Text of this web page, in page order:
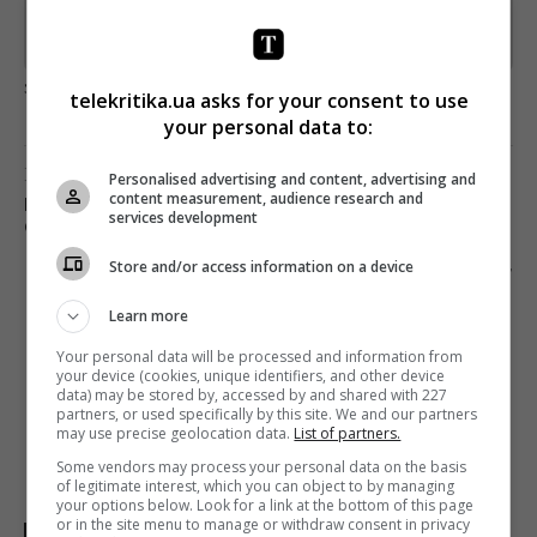
Предоставлено SendPulse
загрузка...
Предыдущий пост
НИКОЛАС КЕЙДЖ СНОВА ПАРОДИРУЕТ
САМОГО СЕБЯ В ТРЕЙЛЕРЕ «211»
Следующий пост
«1+1 МЕДИА» ВЫПУСТИЛА КОМИКС, КОТОРЫЙ
ПОМОЖЕТ ШКОЛЬНИКАМ ПРИ ВЫБОРЕ
ПРОФЕССИИ
telekritika.ua asks for your consent to use
your personal data to:
Personalised advertising and content, advertising and
content measurement, audience research and
services development
Store and/or access information on a device
Learn more
Your personal data will be processed and information from
your device (cookies, unique identifiers, and other device
data) may be stored by, accessed by and shared with 227
partners, or used specifically by this site. We and our partners
may use precise geolocation data. List of partners.
Some vendors may process your personal data on the basis
of legitimate interest, which you can object to by managing
your options below. Look for a link at the bottom of this page
or in the site menu to manage or withdraw consent in privacy